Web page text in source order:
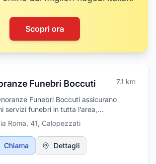
Scopri ora
Funebri Boccuti 7.1 km
Funebri Boccuti assicurano
servizi funebri in tutta l’area,
e riservato svolgimento delle
allestimento della camera ardente e
floreale, l’organizzazione del rito
e il trasferimento alla sede
Roma, 41, Calopezzati
Chiama Dettagli